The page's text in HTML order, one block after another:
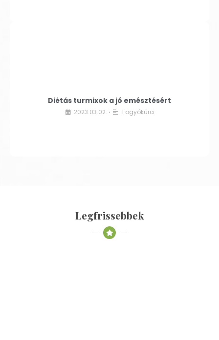
Diétás turmixok a jó emésztésért
2023.03.02. • Fogyókúra
Legfrissebbek